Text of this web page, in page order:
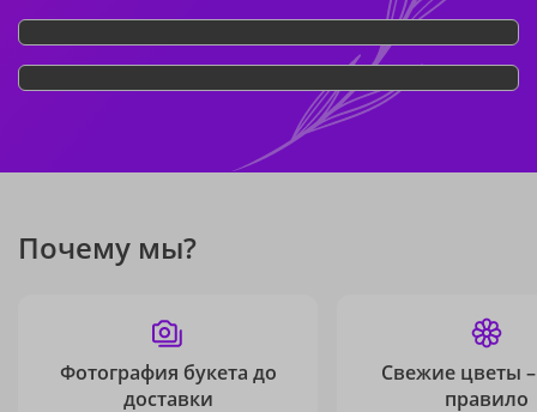
Почему мы?
Фотография букета до
доставки
Свежие цветы
правило